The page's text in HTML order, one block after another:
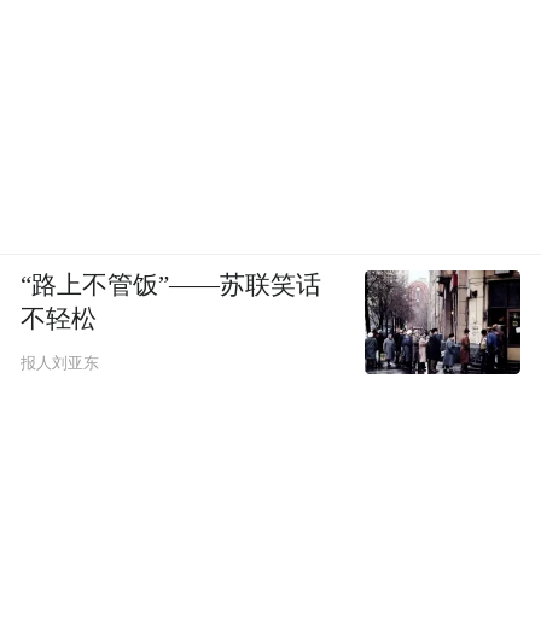
“路上不管饭”——苏联笑话
不轻松
报人刘亚东